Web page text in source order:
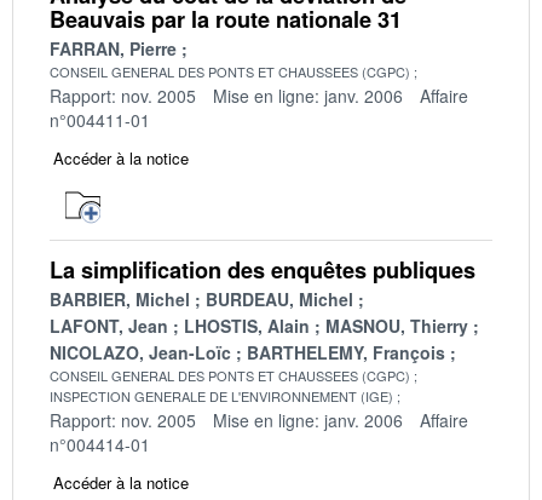
Beauvais par la route nationale 31
FARRAN, Pierre
CONSEIL GENERAL DES PONTS ET CHAUSSEES (CGPC)
Rapport: nov. 2005 Mise en ligne: janv. 2006
Affaire
n°004411-01
Accéder à la notice
La simplification des enquêtes publiques
BARBIER, Michel
BURDEAU, Michel
LAFONT, Jean
LHOSTIS, Alain
MASNOU, Thierry
NICOLAZO, Jean-Loïc
BARTHELEMY, François
CONSEIL GENERAL DES PONTS ET CHAUSSEES (CGPC)
INSPECTION GENERALE DE L'ENVIRONNEMENT (IGE)
Rapport: nov. 2005 Mise en ligne: janv. 2006
Affaire
n°004414-01
Accéder à la notice